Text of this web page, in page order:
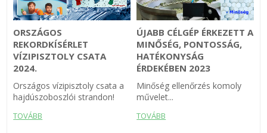
ORSZÁGOS
REKORDKÍSÉRLET
VÍZIPISZTOLY CSATA
2024.
Országos vízipisztoly csata a
hajdúszoboszlói strandon!
TOVÁBB
ÚJABB CÉLGÉP ÉRKEZETT A
MINŐSÉG, PONTOSSÁG,
HATÉKONYSÁG
ÉRDEKÉBEN 2023
Minőség ellenőrzés komoly
művelet...
TOVÁBB